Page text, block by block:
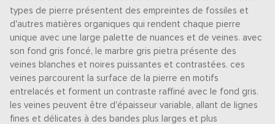
types de pierre présentent des empreintes de fossiles et
d'autres matières organiques qui rendent chaque pierre
unique avec une large palette de nuances et de veines. avec
son fond gris foncé, le marbre gris pietra présente des
veines blanches et noires puissantes et contrastées. ces
veines parcourent la surface de la pierre en motifs
entrelacés et forment un contraste raffiné avec le fond gris.
les veines peuvent être d'épaisseur variable, allant de lignes
fines et délicates à des bandes plus larges et plus